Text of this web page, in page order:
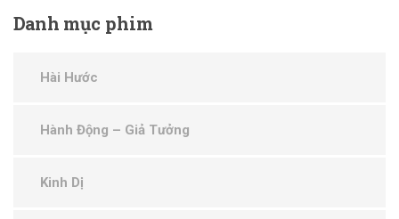
Danhmục phim
Hài Hước
Hành Động – Giả Tưởng
Kinh Dị